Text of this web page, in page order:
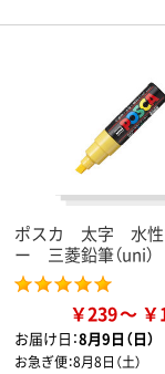
ポスカ 太字 水性
ー 三菱鉛筆（uni）
￥239
お届け日：8月9日（日）
お急ぎ便：8月8日（土）